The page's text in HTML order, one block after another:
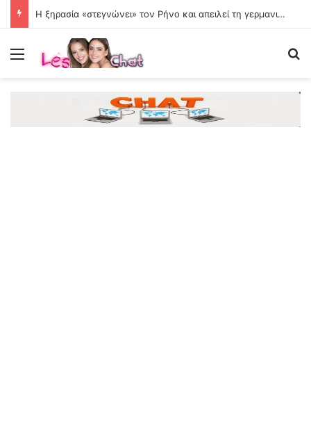
Η ξηρασία «στεγνώνει» τον Ρήνο και απειλεί τη γερμανική οικονομία
Menu